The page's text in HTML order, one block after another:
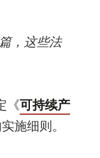
，这些法
《可持续产
施细则。